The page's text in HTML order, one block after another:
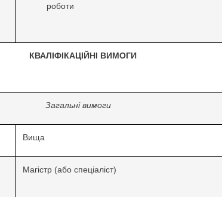
роботи
КВАЛІФІКАЦІЙНІ ВИМОГИ
Загальні вимоги
Вища
Магістр (або спеціаліст)